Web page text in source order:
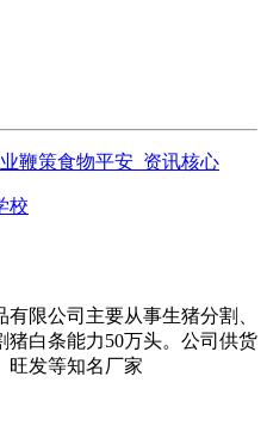
鞭策食物平安_资讯核心
校
限公司主要从事生猪分割、
白条能力50万头。公司供货
旺发等知名厂家